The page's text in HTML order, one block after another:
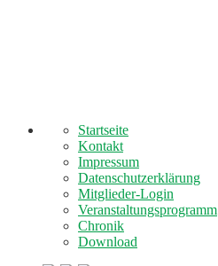
Startseite
Kontakt
Impressum
Datenschutzerklärung
Mitglieder-Login
Veranstaltungsprogramm
Chronik
Download